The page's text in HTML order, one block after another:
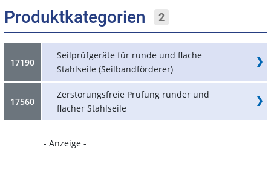
Produktkategorien 2
17190
Seilprüfgeräte für runde und flache
Stahlseile (Seilbandförderer)
17560
Zerstörungsfreie Prüfung runder und
flacher Stahlseile
- Anzeige -